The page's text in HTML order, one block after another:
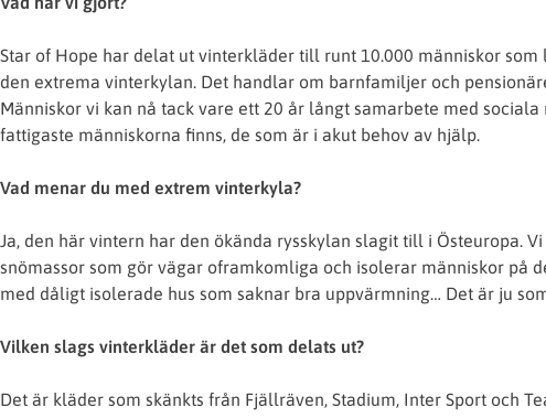
Star of Hope har delat ut vinterkläder till runt 10.000 människor
den extrema vinterkylan. Det handlar om barnfamiljer och
Människor vi kan nå tack vare ett 20 år långt samarbete med
fattigaste människorna finns, de som är i akut behov av hjälp.
Vad menar du med extrem vinterkyla?
Ja, den här vintern har den ökända rysskylan slagit till i Östeuropa.
snömassor som gör vägar oframkomliga och isolerar människor på
med dåligt isolerade hus som saknar bra uppvärmning… Det är ju
Vilken slags vinterkläder är det som delats ut?
Det är kläder som skänkts från Fjällräven, Stadium, Inter Sport och